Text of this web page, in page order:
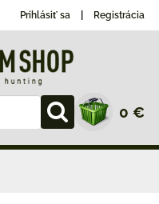
Prihlásiť sa Registrácia
0 €